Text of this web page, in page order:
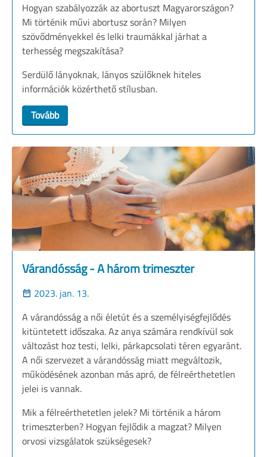
Hogyan szabályozzák az abortuszt Magyarországon?
Mi történik művi abortusz során? Milyen
szövődményekkel és lelki traumákkal járhat a
terhesség megszakítása?
Serdülő lányoknak, lányos szülőknek hiteles
információk közérthető stílusban.
Tovább
Várandósság - A három trimeszter
2023. jan. 13.
A várandósság a női életút és a személyiségfejlődés
kitüntetett időszaka. Az anya számára rendkívül sok
változást hoz testi, lelki, párkapcsolati téren egyaránt.
A női szervezet a várandósság miatt megváltozik,
működésének azonban más apró, de félreérthetetlen
jelei is vannak.
Mik a félreérthetetlen jelek? Mi történik a három
trimeszterben? Hogyan fejlődik a magzat? Milyen
orvosi vizsgálatok szükségesek?